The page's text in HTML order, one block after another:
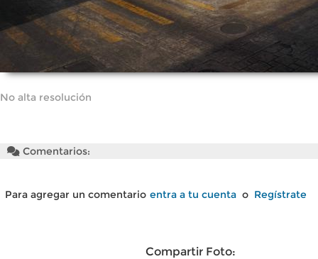
No alta resolución
Comentarios:
Para agregar un comentario entra a tu cuenta o Regístrate
Compartir Foto: